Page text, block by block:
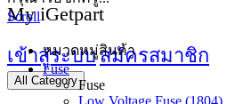
My iGetpart
เข้าสู่ระบบสมัครสมาชิก
All Category
Scroll
หมวดหมู่สินค้า
Fuse
Fuse
Low Voltage Fuse (1804)